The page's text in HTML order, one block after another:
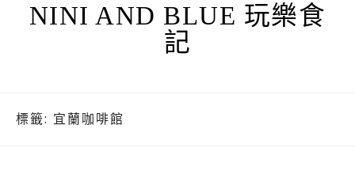
NINI AND BLUE 玩樂食
記
標籤: 宜蘭咖啡館